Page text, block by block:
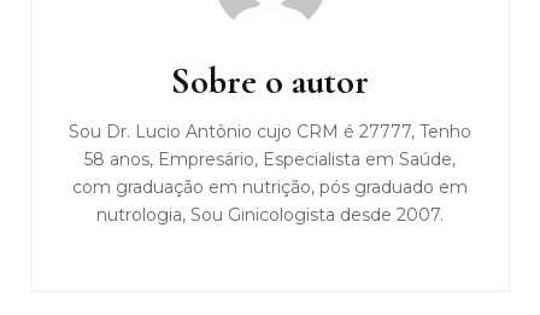
Sobre o autor
Sou Dr. Lucio Antônio cujo CRM é 27777, Tenho
58 anos, Empresário, Especialista em Saúde,
com graduação em nutrição, pós graduado em
nutrologia, Sou Ginicologista desde 2007.